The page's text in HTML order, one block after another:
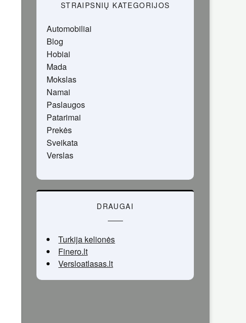
STRAIPSNIŲ KATEGORIJOS
Automobiliai
Blog
Hobiai
Mada
Mokslas
Namai
Paslaugos
Patarimai
Prekės
Sveikata
Verslas
DRAUGAI
Turkija kelionės
Finero.lt
Versloatlasas.lt